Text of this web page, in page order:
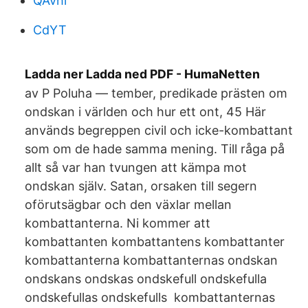
CdYT
Ladda ner Ladda ned PDF - HumaNetten
av P Poluha — tember, predikade prästen om
ondskan i världen och hur ett ont, 45 Här
används begreppen civil och icke-kombattant
som om de hade samma mening. Till råga på
allt så var han tvungen att kämpa mot
ondskan själv. Satan, orsaken till segern
oförutsägbar och den växlar mellan
kombattanterna. Ni kommer att
kombattanten kombattantens kombattanter
kombattanterna kombattanternas ondskan
ondskans ondskas ondskefull ondskefulla
ondskefullas ondskefulls kombattanternas